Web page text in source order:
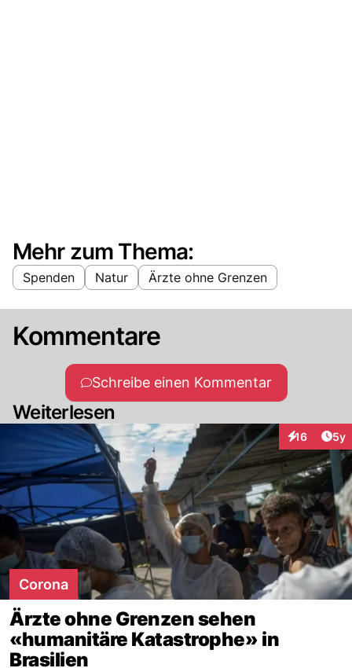
Mehr zum Thema:
Spenden Natur Ärzte ohne Grenzen
Kommentare
Schreibe einen Kommentar
Weiterlesen
16 5y
Corona
Ärzte ohne Grenzen sehen
«humanitäre Katastrophe» in
Brasilien